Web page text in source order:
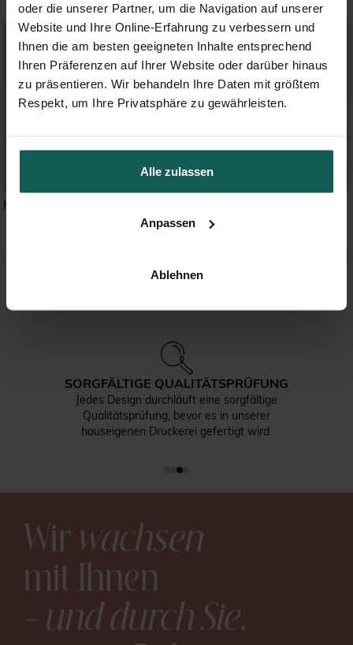
oder die unserer Partner, um die Navigation auf unserer
Website und Ihre Online-Erfahrung zu verbessern und
Ihnen die am besten geeigneten Inhalte entsprechend
Ihren Präferenzen auf Ihrer Website oder darüber hinaus
zu präsentieren. Wir behandeln Ihre Daten mit größtem
Respekt, um Ihre Privatsphäre zu gewährleisten.
Alle zulassen
Anpassen
Ablehnen
Hellblau 11x11cm (kl.Quadrat)
SORGFÄLTIGE QUALITÄTSPRÜFUNG
Jedes Design durchläuft eine sorgfältige
Qualitätsprüfung, bevor es in unserer
hauseigenen Druckerei gefertigt wird.
Wirwachsen
mit Ihnen
– und durch Sie.